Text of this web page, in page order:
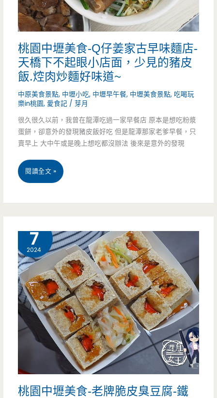
薯
排
骨
鍋
一
定
要
吃！！
桃園中壢美食-Q仔姜家古早味麵店-
天橋下不起眼小店面，少見的豬皮
飯.焢肉炒麵好味道~
中原美食景點, 中壢小吃, 中壢早午餐, 中壢美食景點, 吃喝玩
樂in桃園, 愛食記 /芽月
很久很久以前，我曾在龍潭吃過一家早餐店 原本是想吃粉漿
蛋餅，卻意外的發現豬皮飯好吃 但是龍潭那家老爹早餐，只
賣早上 大中午或是晚上想吃都沒辦法 後來是意外的發現
桃
美
食-
Q
仔
早
味
閱讀全文 »
7
2024
桃園中壢美食-老牌脆皮臭豆腐-鐵